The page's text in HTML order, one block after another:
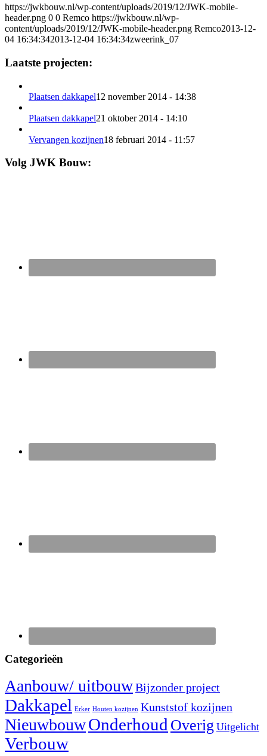
https://jwkbouw.nl/wp-content/uploads/2019/12/JWK-mobile-
header.png 0 0 Remco https://jwkbouw.nl/wp-
content/uploads/2019/12/JWK-mobile-header.png Remco2013-12-
04 16:34:342013-12-04 16:34:34zweerink_07
Laatste projecten:
Plaatsen dakkapel12 november 2014 - 14:38
Plaatsen dakkapel21 oktober 2014 - 14:10
Vervangen kozijnen18 februari 2014 - 11:57
Volg JWK Bouw:
Categorieën
Aanbouw/ uitbouwBijzonder project
Dakkapel Erker Houten kozijnen Kunststof kozijnen
NieuwbouwOnderhoud Overig Uitgelicht
Verbouw